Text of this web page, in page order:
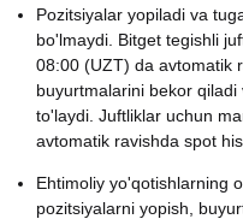
Pozitsiyalar yopiladi va
bo'lmaydi. Bitget tegishli
08:00 (UZT) da avtomatik
buyurtmalarini bekor
to'laydi. Juftliklar uchun
avtomatik ravishda spot
Ehtimoliy yo'qotishlarning
pozitsiyalarni yopish,